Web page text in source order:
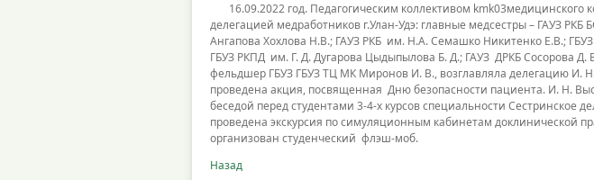
16.09.2022 год. Педагогическим коллективом kmk03медицинского
делегацией медработников г.Улан-Удэ: главные медсестры – ГАУЗ
Ангапова Хохлова Н.В.; ГАУЗ РКБ им. Н.А. Семашко Никитенко Е.В.;
ГБУЗ РКПД им. Г. Д. Дугарова Цыдыпылова Б. Д.; ГАУЗ ДРКБ Сосорова Д.
фельдшер ГБУЗ ГБУЗ ТЦ МК Миронов И. В., возглавляла делегацию И.
проведена акция, посвященная Дню безопасности пациента. И. Н.
беседой перед студентами 3-4-х курсов специальности Сестринское
проведена экскурсия по симуляционным кабинетам доклинической
организован студенческий флэш-моб.
Назад